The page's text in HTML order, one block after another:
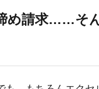
め請求……そ